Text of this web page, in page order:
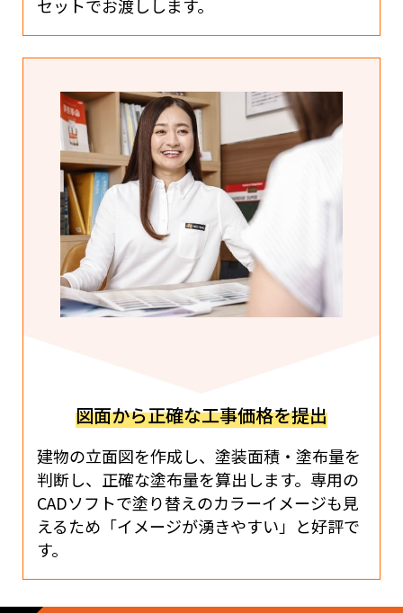
セットでお渡しします。
図面から正確な工事価格を提出
建物の立面図を作成し、塗装面積・塗布量を
判断し、 正確な塗布量を算出します。専用の
CADソフトで塗り替えのカラーイメージも見
えるため「イメージが湧きやすい」と好評で
す。